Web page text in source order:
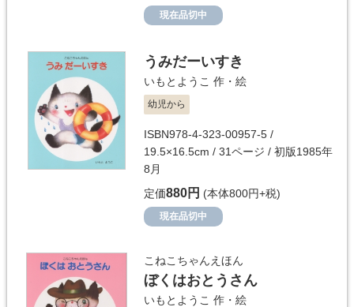
現在品切中
うみだーいすき
いもとようこ 作・絵
幼児から
ISBN978-4-323-00957-5 /
19.5×16.5cm / 31ページ / 初版1985年
8月
定価880円 (本体800円+税)
現在品切中
こねこちゃんえほん
ぼくはおとうさん
いもとようこ 作・絵